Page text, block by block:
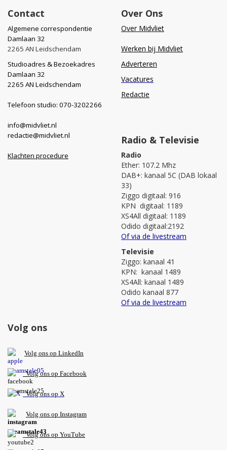
Contact
Algemene correspondentie
Damlaan 32
2265 AN Leidschendam
Studioadres & Bezoekadres
Damlaan 32
2265 AN Leidschendam
Telefoon studio: 070-3202266
info@midvliet.nl
redactie@midvliet.nl
Klachten procedure
Over Ons
Over Midvliet
Werken bij Midvliet
Adverteren
Vacatures
Redactie
Radio & Televisie
Radio
Ether: 107.2 Mhz
DAB+: kanaal 5C (DAB lokaal
33)
Ziggo digitaal: 916
KPN digitaal: 1189
XS4All digitaal: 1189
Odido digitaal:2192
Of via de livestream
Televisie
Ziggo: kanaal 41
KPN: kanaal 1489
XS4All: kanaal 1489
Odido kanaal 877
Of via de livestream
Volg ons
Volg ons op LinkedIn
Volg ons op Facebook
Volg ons op X
Volg ons op Instagram
Volgons op YouTube